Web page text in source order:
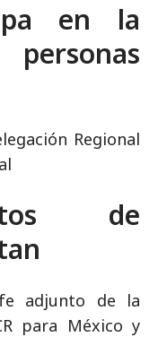
en la
Regional
de
adjunto de la
para México y